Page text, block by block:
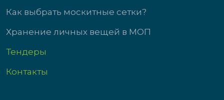
Как выбрать москитные сетки?
Хранение личных вещей в МОП
Тендеры
Контакты